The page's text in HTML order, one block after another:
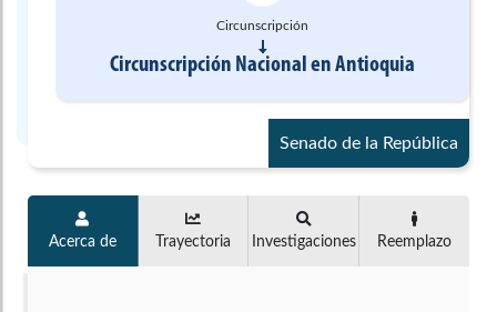
Circunscripción
Circunscripción Nacional enAntioquia
Senado de la República
Acerca de Trayectoria Investigaciones Reemplazo